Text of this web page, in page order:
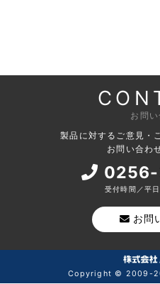
お問い
製品に対するご意見・
お問い合わ
受付時間／平
お問
Copyright © 2009-